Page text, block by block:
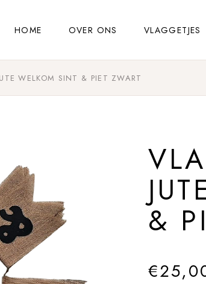
HOME OVER ONS VLAGGETJES
WELKOM SINT & PIET ZWART
&
€